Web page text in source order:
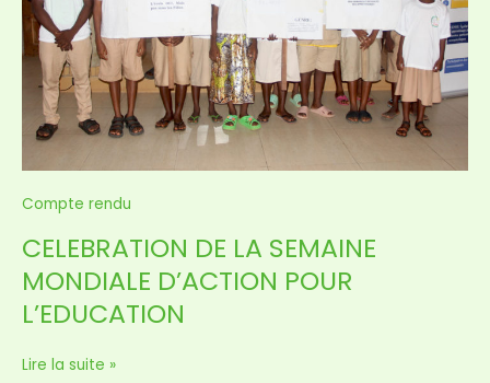
Compte rendu
CELEBRATION DE LA SEMAINE
MONDIALE D’ACTION POUR
L’EDUCATION
POUR
L’EDUCATION
Lire la suite »